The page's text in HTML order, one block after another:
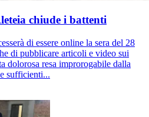
chiude i battenti
di essere online la sera del 28
di pubblicare articoli e video sui
dolorosa resa improrogabile dalla
sufficienti...